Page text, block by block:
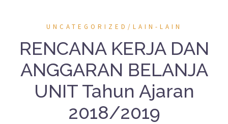
UNCATEGORIZED/LAIN-LAIN
RENCANA KERJA DAN
ANGGARAN BELANJA
UNIT Tahun Ajaran
2018/2019